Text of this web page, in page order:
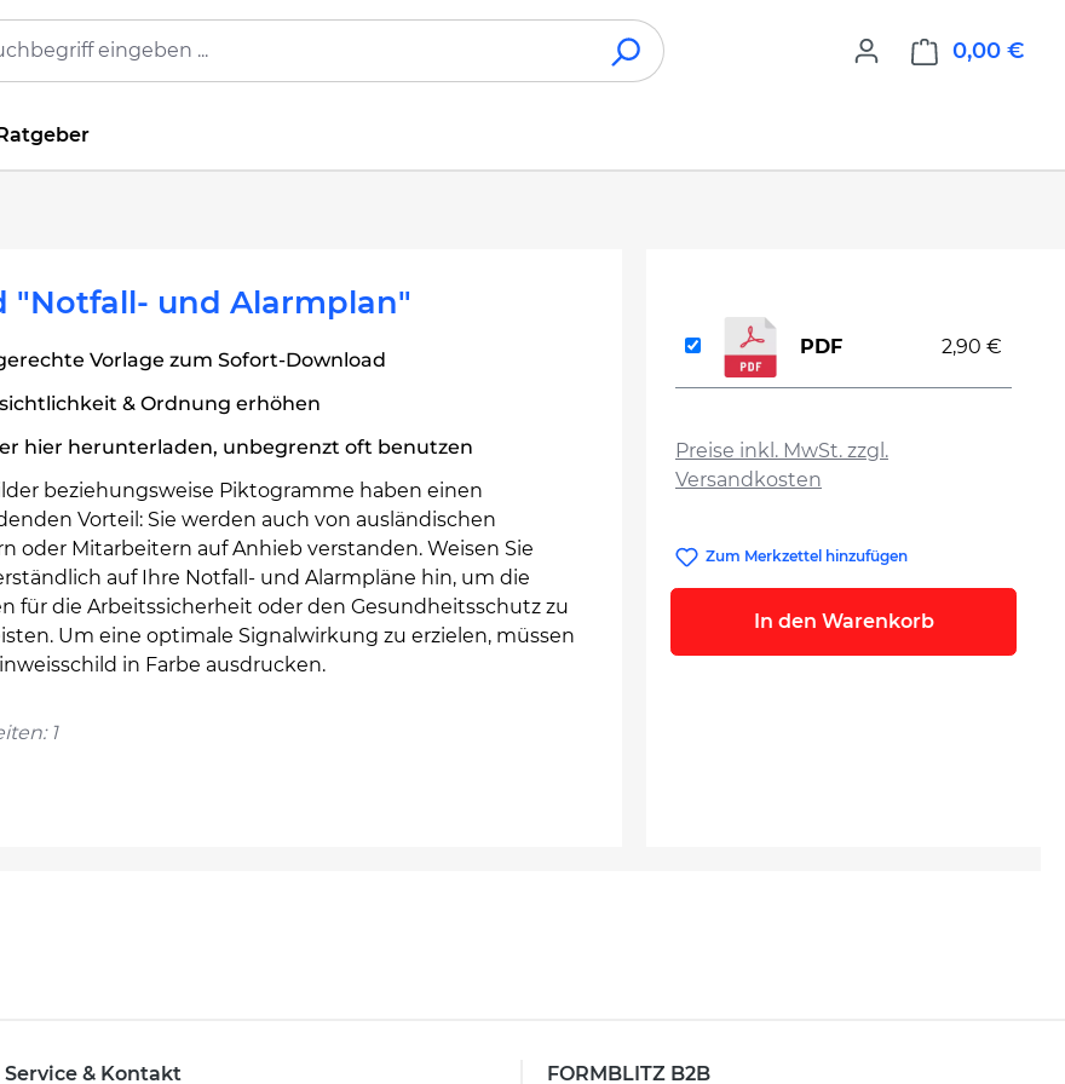
0,00 €
"Notfall- und Alarmplan"
Vorlage zum Sofort-Download
& Ordnung erhöhen
hier herunterladen, unbegrenzt oft benutzen
beziehungsweise Piktogramme haben einen
Vorteil: Sie werden auch von ausländischen
oder Mitarbeitern auf Anhieb verstanden. Weisen Sie
auf Ihre Notfall- und Alarmpläne hin, um die
für die Arbeitssicherheit oder den Gesundheitsschutz zu
Um eine optimale Signalwirkung zu erzielen, müssen
in Farbe ausdrucken.
1
Preise inkl. MwSt. zzgl.
Versandkosten
PDF 2,90 €
Zum Merkzettel hinzufügen
In den Warenkorb
Service & Kontakt FORMBLITZ B2B